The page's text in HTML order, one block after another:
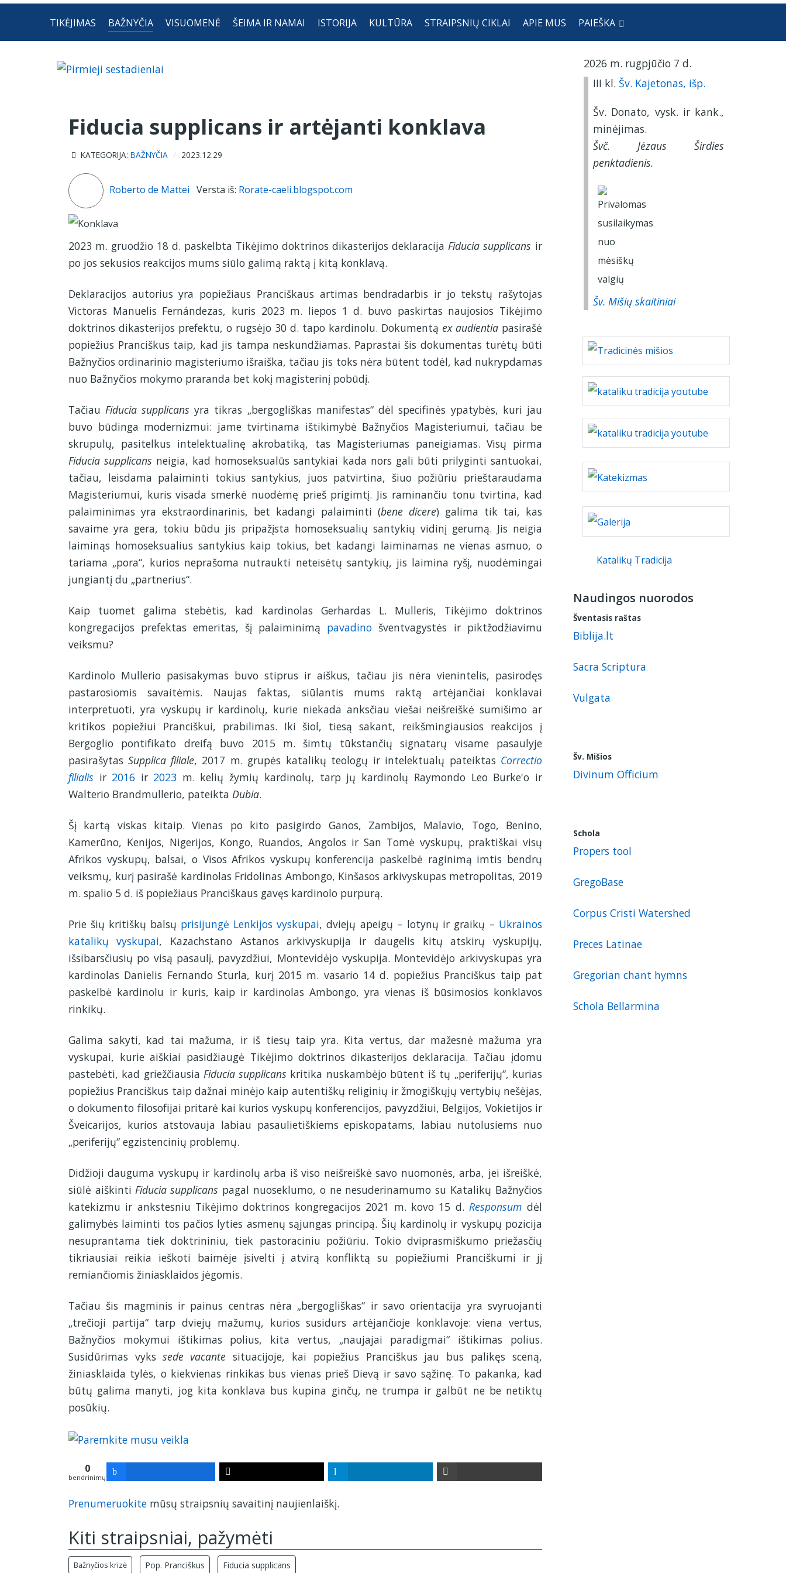
TIKĖJIMAS BAŽNYČIA VISUOMENĖ ŠEIMA IR NAMAI ISTORIJA KULTŪRA STRAIPSNIŲ CIKLAI APIE MUS PAIEŠKA
Fiducia supplicans ir artėjanti konklava
KATEGORIJA: BAŽNYČIA 2023.12.29
Roberto de Mattei Versta iš: Rorate-caeli.blogspot.com
2023 m. gruodžio 18 d. paskelbta Tikėjimo doktrinos dikasterijos deklaracija Fiducia supplicans ir
po jos sekusios reakcijos mums siūlo galimą raktą į kitą konklavą.
Deklaracijos autorius yra popiežiaus Pranciškaus artimas bendradarbis ir jo tekstų rašytojas
Victoras Manuelis Fernándezas, kuris 2023 m. liepos 1 d. buvo paskirtas naujosios Tikėjimo
doktrinos dikasterijos prefektu, o rugsėjo 30 d. tapo kardinolu. Dokumentą ex audientia pasirašė
popiežius Pranciškus taip, kad jis tampa neskundžiamas. Paprastai šis dokumentas turėtų būti
Bažnyčios ordinarinio magisteriumo išraiška, tačiau jis toks nėra būtent todėl, kad nukrypdamas
nuo Bažnyčios mokymo praranda bet kokį magisterinį pobūdį.
Tačiau Fiducia supplicans yra tikras „bergogliškas manifestas“ dėl specifinės ypatybės, kuri jau
buvo būdinga modernizmui: jame tvirtinama ištikimybė Bažnyčios Magisteriumui, tačiau be
skrupulų, pasitelkus intelektualinę akrobatiką, tas Magisteriumas paneigiamas. Visų pirma
Fiducia supplicans neigia, kad homoseksualūs santykiai kada nors gali būti prilyginti santuokai,
tačiau, leisdama palaiminti tokius santykius, juos patvirtina, šiuo požiūriu prieštaraudama
Magisteriumui, kuris visada smerkė nuodėmę prieš prigimtį. Jis raminančiu tonu tvirtina, kad
palaiminimas yra ekstraordinarinis, bet kadangi palaiminti (bene dicere) galima tik tai, kas
savaime yra gera, tokiu būdu jis pripažįsta homoseksualių santykių vidinį gerumą. Jis neigia
laiminąs homoseksualius santykius kaip tokius, bet kadangi laiminamas ne vienas asmuo, o
tariama „pora“, kurios neprašoma nutraukti neteisėtų santykių, jis laimina ryšį, nuodėmingai
jungiantį du „partnerius“.
Kaip tuomet galima stebėtis, kad kardinolas Gerhardas L. Mulleris, Tikėjimo doktrinos
kongregacijos prefektas emeritas, šį palaiminimą pavadino šventvagystės ir piktžodžiavimu
veiksmu?
Kardinolo Mullerio pasisakymas buvo stiprus ir aiškus, tačiau jis nėra vienintelis, pasirodęs
pastarosiomis savaitėmis. Naujas faktas, siūlantis mums raktą artėjančiai konklavai
interpretuoti, yra vyskupų ir kardinolų, kurie niekada anksčiau viešai neišreiškė sumišimo ar
kritikos popiežiui Pranciškui, prabilimas. Iki šiol, tiesą sakant, reikšmingiausios reakcijos į
Bergoglio pontifikato dreifą buvo 2015 m. šimtų tūkstančių signatarų visame pasaulyje
pasirašytas Supplica filiale, 2017 m. grupės katalikų teologų ir intelektualų pateiktas Correctio
filialis ir 2016 ir 2023 m. kelių žymių kardinolų, tarp jų kardinolų Raymondo Leo Burke'o ir
Walterio Brandmullerio, pateikta Dubia.
Šį kartą viskas kitaip. Vienas po kito pasigirdo Ganos, Zambijos, Malavio, Togo, Benino,
Kamerūno, Kenijos, Nigerijos, Kongo, Ruandos, Angolos ir San Tomė vyskupų, praktiškai visų
Afrikos vyskupų, balsai, o Visos Afrikos vyskupų konferencija paskelbė raginimą imtis bendrų
veiksmų, kurį pasirašė kardinolas Fridolinas Ambongo, Kinšasos arkivyskupas metropolitas, 2019
m. spalio 5 d. iš popiežiaus Pranciškaus gavęs kardinolo purpurą.
Prie šių kritiškų balsų prisijungė Lenkijos vyskupai, dviejų apeigų – lotynų ir graikų – Ukrainos
katalikų vyskupai, Kazachstano Astanos arkivyskupija ir daugelis kitų atskirų vyskupijų,
išsibarsčiusių po visą pasaulį, pavyzdžiui, Montevidėjo vyskupija. Montevidėjo arkivyskupas yra
kardinolas Danielis Fernando Sturla, kurį 2015 m. vasario 14 d. popiežius Pranciškus taip pat
paskelbė kardinolu ir kuris, kaip ir kardinolas Ambongo, yra vienas iš būsimosios konklavos
rinkikų.
Galima sakyti, kad tai mažuma, ir iš tiesų taip yra. Kita vertus, dar mažesnė mažuma yra
vyskupai, kurie aiškiai pasidžiaugė Tikėjimo doktrinos dikasterijos deklaracija. Tačiau įdomu
pastebėti, kad griežčiausia Fiducia supplicans kritika nuskambėjo būtent iš tų „periferijų“, kurias
popiežius Pranciškus taip dažnai minėjo kaip autentiškų religinių ir žmogiškųjų vertybių nešėjas,
o dokumento filosofijai pritarė kai kurios vyskupų konferencijos, pavyzdžiui, Belgijos, Vokietijos ir
Šveicarijos, kurios atstovauja labiau pasaulietiškiems episkopatams, labiau nutolusiems nuo
„periferijų“ egzistencinių problemų.
Didžioji dauguma vyskupų ir kardinolų arba iš viso neišreiškė savo nuomonės, arba, jei išreiškė,
siūlė aiškinti Fiducia supplicans pagal nuoseklumo, o ne nesuderinamumo su Katalikų Bažnyčios
katekizmu ir ankstesniu Tikėjimo doktrinos kongregacijos 2021 m. kovo 15 d. Responsum dėl
galimybės laiminti tos pačios lyties asmenų sąjungas principą. Šių kardinolų ir vyskupų pozicija
nesuprantama tiek doktrininiu, tiek pastoraciniu požiūriu. Tokio dviprasmiškumo priežasčių
tikriausiai reikia ieškoti baimėje įsivelti į atvirą konfliktą su popiežiumi Pranciškumi ir jį
remiančiomis žiniasklaidos jėgomis.
Tačiau šis magminis ir painus centras nėra „bergogliškas“ ir savo orientacija yra svyruojanti
„trečioji partija“ tarp dviejų mažumų, kurios susidurs artėjančioje konklavoje: viena vertus,
Bažnyčios mokymui ištikimas polius, kita vertus, „naujajai paradigmai“ ištikimas polius.
Susidūrimas vyks sede vacante situacijoje, kai popiežius Pranciškus jau bus palikęs sceną,
žiniasklaida tylės, o kiekvienas rinkikas bus vienas prieš Dievą ir savo sąžinę. To pakanka, kad
būtų galima manyti, jog kita konklava bus kupina ginčų, ne trumpa ir galbūt ne be netiktų
posūkių.
0
bendrinimų
Prenumeruokite mūsų straipsnių savaitinį naujienlaiškį.
Kiti straipsniai, pažymėti
Bažnyčios krizė Pop. Pranciškus Fiducia supplicans
2026 m. rugpjūčio 7 d.
III kl. Šv. Kajetonas, išp.
Šv. Donato, vysk. ir kank.,
minėjimas.
Švč. Jėzaus Širdies
penktadienis.
Šv. Mišių skaitiniai
Katalikų Tradicija
Naudingos nuorodos
Šventasis raštas
Biblija.lt
Sacra Scriptura
Vulgata
Šv. Mišios
Divinum Officium
Schola
Propers tool
GregoBase
Corpus Cristi Watershed
Preces Latinae
Gregorian chant hymns
Schola Bellarmina